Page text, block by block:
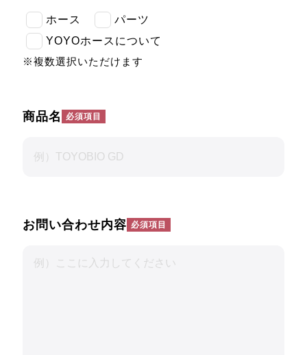
ホース
パーツ
YOYOホースについて
※複数選択いただけます
商品名
お問い合わせ内容